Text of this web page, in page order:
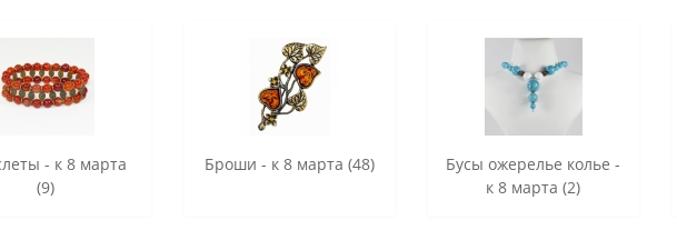
- к 8 марта
(9)
Броши - к 8 марта (48)
Бусы ожерелье колье -
к 8 марта (2)